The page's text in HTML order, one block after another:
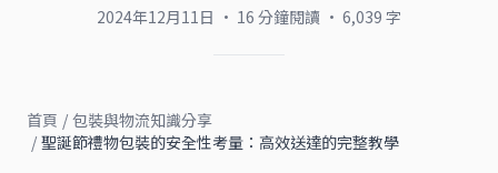
2024年12月11日 · 16 分鐘閱讀 · 6,039 字
首頁 / 包裝與物流知識分享
/ 聖誕節禮物包裝的安全性考量：高效送達的完整教學